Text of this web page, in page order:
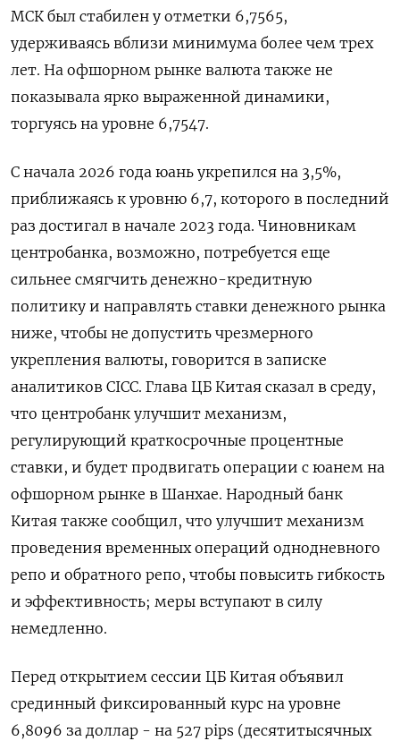
МСК был ​стабилен у отметки ​6,7565,
удерживаясь ⁠вблизи минимума более чем трех
лет. На офшорном ‌рынке валюта также не
показывала ‌ярко выраженной динамики,
торгуясь на уровне 6,7547.
С начала 2026 года юань ​укрепился на 3,5%,
приближаясь к уровню 6,7, которого ‌в последний
раз достигал в начале 2023 года. Чиновникам
центробанка, возможно, ​потребуется еще
сильнее смягчить денежно-кредитную
политику и направлять ставки денежного ‌рынка
ниже, чтобы не допустить чрезмерного
укрепления валюты, говорится в записке
аналитиков CICC. Глава ЦБ Китая сказал в ​среду,
что центробанк ​улучшит механизм,
регулирующий ‌краткосрочные процентные
ставки, и будет продвигать операции с юанем на ​
офшорном рынке в Шанхае. Народный банк
Китая также сообщил, что улучшит механизм
проведения временных операций однодневного
репо и обратного репо, чтобы повысить гибкость
и эффективность; меры вступают в силу
немедленно.
Перед открытием сессии ЦБ Китая объявил
срединный фиксированный курс на уровне
6,8096 за ​доллар - на 527 pips (десятитысячных